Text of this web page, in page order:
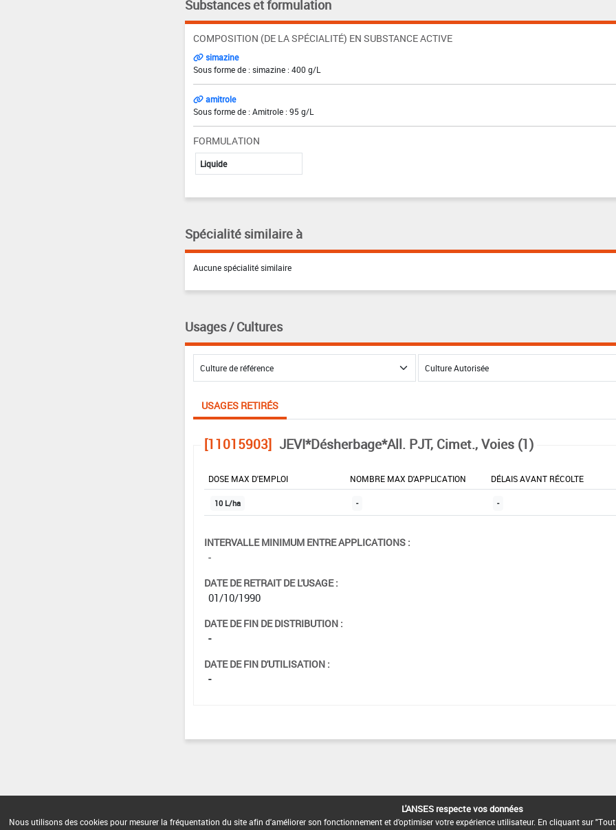
Substances et formulation
COMPOSITION (DE LA SPÉCIALITÉ) EN SUBSTANCE ACTIVE
simazine
Sous forme de : simazine : 400 g/L
amitrole
Sous forme de : Amitrole : 95 g/L
FORMULATION
Liquide
Spécialité similaire à
Aucune spécialité similaire
Usages / Cultures
USAGES RETIRÉS
[11015903] JEVI*Désherbage*All. PJT, Cimet., Voies (1)
DOSE MAX D'EMPLOI NOMBRE MAX D'APPLICATION DÉLAIS AVANT RÉCOLTE
10 L/ha - -
INTERVALLE MINIMUM ENTRE APPLICATIONS :
-
DATE DE RETRAIT DE L'USAGE :
01/10/1990
DATE DE FIN DE DISTRIBUTION :
-
DATE DE FIN D'UTILISATION :
-
L'ANSES respecte vos données
Nous utilisons des cookies pour mesurer la fréquentation du site afin d'améliorer son fonctionnement et d'optimiser votre expérience utilisateur. En cliquant sur